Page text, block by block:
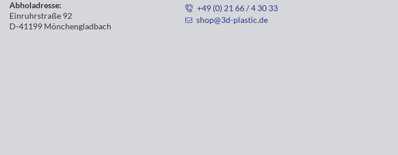
Abholadresse:
Einruhrstraße 92
D-41199 Mönchengladbach
+49 (0) 21 66 / 4 30 33
shop@3d-plastic.de